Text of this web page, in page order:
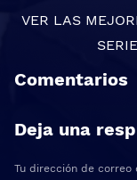
VER LAS
Comentarios
Deja una
Tu dirección de